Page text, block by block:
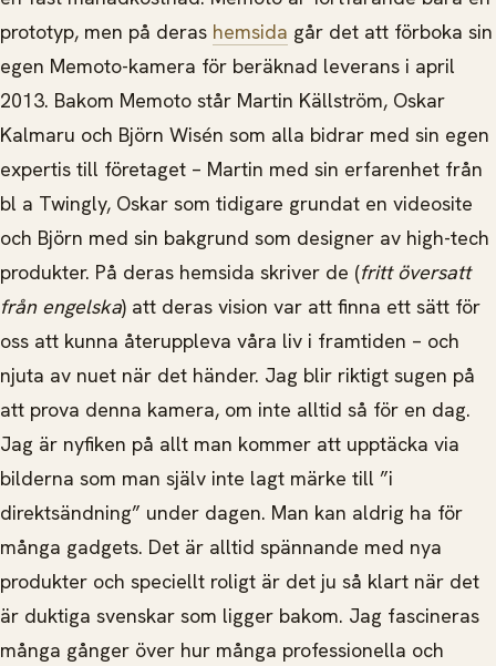
prototyp, men på deras hemsida går det att förboka sin
egen Memoto-kamera för beräknad leverans i april
2013. Bakom Memoto står Martin Källström, Oskar
Kalmaru och Björn Wisén som alla bidrar med sin egen
expertis till företaget – Martin med sin erfarenhet från
bl a Twingly, Oskar som tidigare grundat en videosite
och Björn med sin bakgrund som designer av high-tech
produkter. På deras hemsida skriver de (fritt översatt
från engelska) att deras vision var att finna ett sätt för
oss att kunna återuppleva våra liv i framtiden – och
njuta av nuet när det händer. Jag blir riktigt sugen på
att prova denna kamera, om inte alltid så för en dag.
Jag är nyfiken på allt man kommer att upptäcka via
bilderna som man själv inte lagt märke till ”i
direktsändning” under dagen. Man kan aldrig ha för
många gadgets. Det är alltid spännande med nya
produkter och speciellt roligt är det ju så klart när det
är duktiga svenskar som ligger bakom. Jag fascineras
många gånger över hur många professionella och